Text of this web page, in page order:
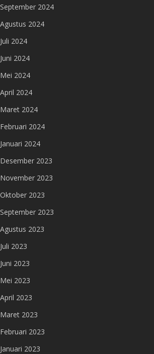
September 2024
Agustus 2024
Juli 2024
Juni 2024
Mei 2024
April 2024
Maret 2024
Februari 2024
Januari 2024
Desember 2023
November 2023
Oktober 2023
September 2023
Agustus 2023
Juli 2023
Juni 2023
Mei 2023
April 2023
Maret 2023
Februari 2023
Januari 2023